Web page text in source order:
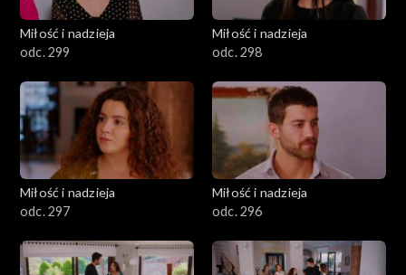
Miłość i nadzieja
odc. 299
Miłość i nadzieja
odc. 298
Miłość i nadzieja
odc. 297
Miłość i nadzieja
odc. 296